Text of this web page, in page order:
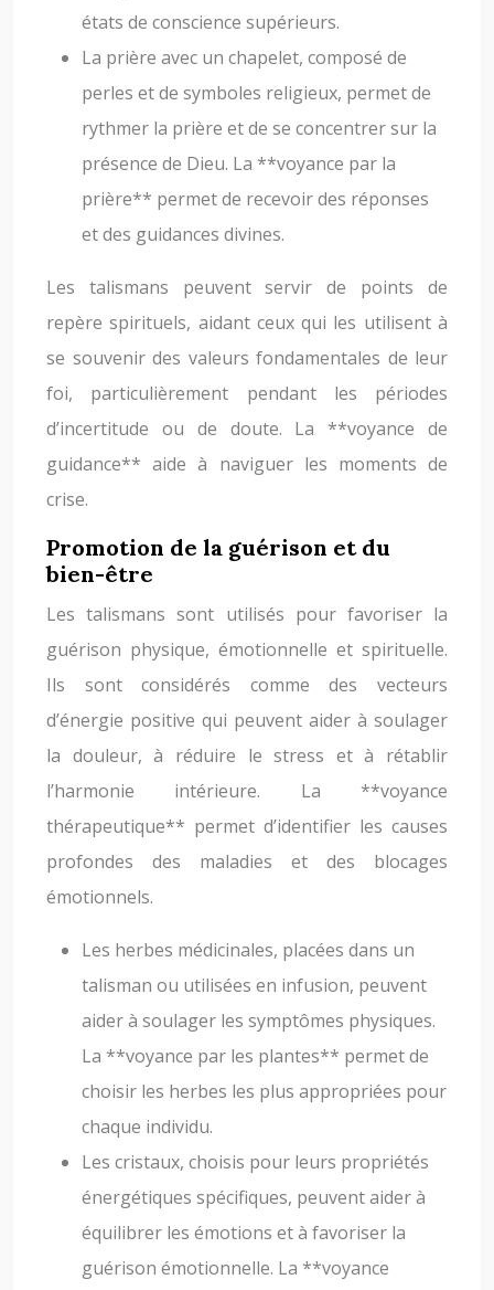
états de conscience supérieurs.
La prière avec un chapelet, composé de
perles et de symboles religieux, permet de
rythmer la prière et de se concentrer sur la
présence de Dieu. La **voyance par la
prière** permet de recevoir des réponses
et des guidances divines.
Les talismans peuvent servir de points de
repère spirituels, aidant ceux qui les utilisent à
se souvenir des valeurs fondamentales de leur
foi, particulièrement pendant les périodes
d’incertitude ou de doute. La **voyance de
guidance** aide à naviguer les moments de
crise.
Promotion de la guérison et du
bien-être
Les talismans sont utilisés pour favoriser la
guérison physique, émotionnelle et spirituelle.
Ils sont considérés comme des vecteurs
d’énergie positive qui peuvent aider à soulager
la douleur, à réduire le stress et à rétablir
l’harmonie intérieure. La **voyance
thérapeutique** permet d’identifier les causes
profondes des maladies et des blocages
émotionnels.
Les herbes médicinales, placées dans un
talisman ou utilisées en infusion, peuvent
aider à soulager les symptômes physiques.
La **voyance par les plantes** permet de
choisir les herbes les plus appropriées pour
chaque individu.
Les cristaux, choisis pour leurs propriétés
énergétiques spécifiques, peuvent aider à
équilibrer les émotions et à favoriser la
guérison émotionnelle. La **voyance